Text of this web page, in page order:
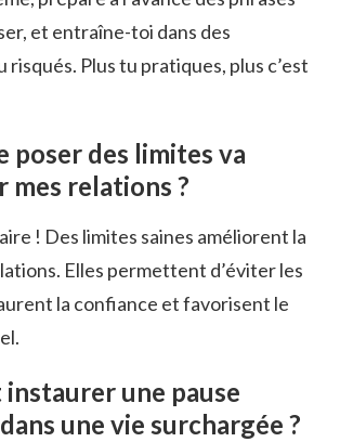
et entraîne-toi dans des
risqués. Plus tu pratiques, plus c’est
poser des limites va
mes relations ?
! Des limites saines améliorent la
Elles permettent d’éviter les
la confiance et favorisent le
une pause
une vie surchargée ?